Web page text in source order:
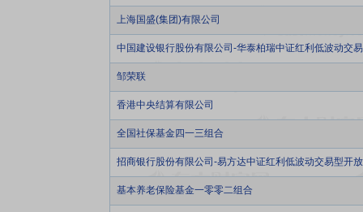
上海国盛(集团)有限公司
中国建设银行股份有限公司-华泰柏瑞中证红利低波动交
邹荣联
香港中央结算有限公司
全国社保基金四一三组合
招商银行股份有限公司-易方达中证红利低波动交易型开
基本养老保险基金一零零二组合